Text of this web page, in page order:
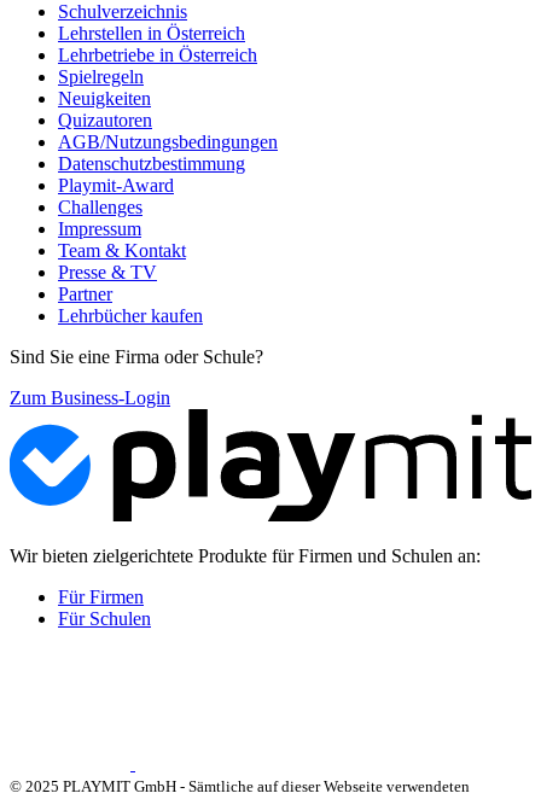
Schulverzeichnis
Lehrstellen in Österreich
Lehrbetriebe in Österreich
Spielregeln
Neuigkeiten
Quizautoren
AGB/Nutzungsbedingungen
Datenschutzbestimmung
Playmit-Award
Challenges
Impressum
Team & Kontakt
Presse & TV
Partner
Lehrbücher kaufen
Sind Sie eine Firma oder Schule?
Zum Business-Login
Wir bieten zielgerichtete Produkte für Firmen und Schulen an:
Für Firmen
Für Schulen
© 2025 PLAYMIT GmbH - Sämtliche auf dieser Webseite verwendeten